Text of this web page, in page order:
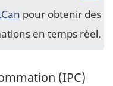
de
pour obtenir des
en temps réel.
(IPC)